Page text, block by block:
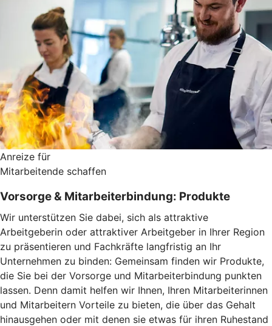
Anreize für
Mitarbeitende schaffen
Vorsorge & Mitarbeiterbindung: Produkte
Wir unterstützen Sie dabei, sich als attraktive
Arbeitgeberin oder attraktiver Arbeitgeber in Ihrer Region
zu präsentieren und Fachkräfte langfristig an Ihr
Unternehmen zu binden: Gemeinsam finden wir Produkte,
die Sie bei der Vorsorge und Mitarbeiterbindung punkten
lassen. Denn damit helfen wir Ihnen, Ihren Mitarbeiterinnen
und Mitarbeitern Vorteile zu bieten, die über das Gehalt
hinausgehen oder mit denen sie etwas für ihren Ruhestand